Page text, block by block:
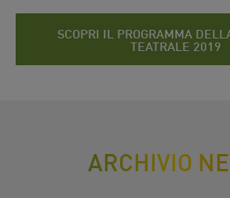
SCOPRI IL PROGRAMMA
TEATRALE 2019
ARCHIVIO